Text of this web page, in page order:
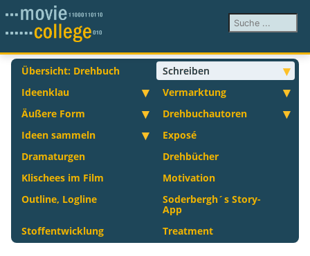
Suchen ...
Übersicht: Drehbuch
Schreiben
Ideenklau
Vermarktung
Äußere Form
Drehbuchautoren
Ideen sammeln
Exposé
Dramaturgen
Drehbücher
Klischees im Film
Motivation
Outline, Logline
Soderbergh´s Story-
App
Stoffentwicklung
Treatment